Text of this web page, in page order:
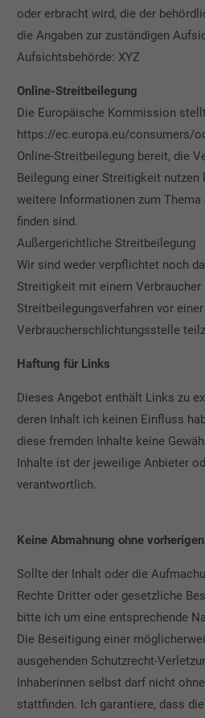
oder erbracht wird, die der
die Angaben zur zuständigen
Aufsichtsbehörde: XYZ
Online-Streitbeilegung
Die Europäische Kommission
https://ec.europa.eu/consumers/
Online-Streitbeilegung bereit, die
Beilegung einer Streitigkeit nutzen
weitere Informationen zum
finden sind.
Außergerichtliche Streitbeilegung
Wir sind weder verpflichtet noch
Streitigkeit mit einem Verbraucher
Streitbeilegungsverfahren vor einer
Verbraucherschlichtungsstelle
Haftung für Links
Dieses Angebot enthält Links zu
deren Inhalt ich keinen Einfluss
diese fremden Inhalte keine
Inhalte ist der jeweilige Anbieter
verantwortlich.
Keine Abmahnung ohne
Sollte der Inhalt oder die
Rechte Dritter oder gesetzliche
bitte ich um eine entsprechende
Die Beseitigung einer
ausgehenden Schutzrecht-
Inhaberinnen selbst darf nicht
stattfinden. Ich garantiere, dass